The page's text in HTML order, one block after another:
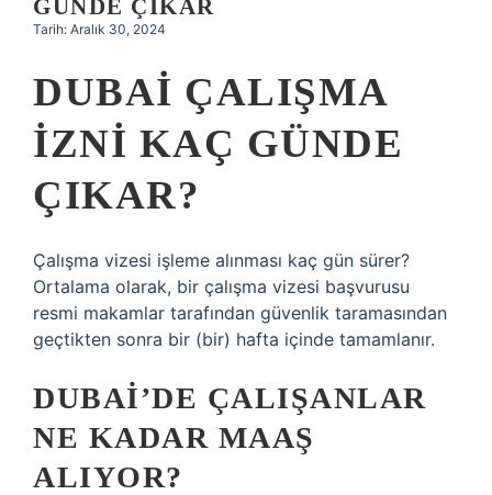
GÜNDE ÇIKAR
Tarih: Aralık 30, 2024
DUBAI ÇALIŞMA
IZNI KAÇ GÜNDE
ÇIKAR?
Çalışma vizesi işleme alınması kaç gün sürer?
Ortalama olarak, bir çalışma vizesi başvurusu
resmi makamlar tarafından güvenlik taramasından
geçtikten sonra bir (bir) hafta içinde tamamlanır.
DUBAI’DE ÇALIŞANLAR
NE KADAR MAAŞ
ALIYOR?